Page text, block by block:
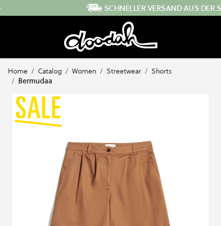
SCHNELLER VERSAND AUS DER SCHWEIZ
Home / Catalog / Women / Streetwear / Shorts
/ Bermudaa